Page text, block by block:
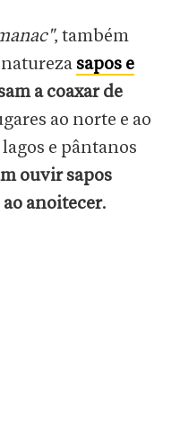
, também
sapos e
a coaxar de
ao norte e ao
e pântanos
ouvir sapos
anoitecer.